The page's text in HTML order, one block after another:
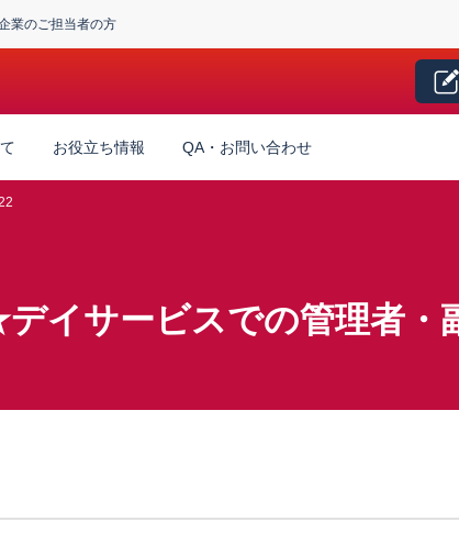
業のご担当者の方
お役立ち情報 QA・お問い合わせ
イサービスでの管理者・